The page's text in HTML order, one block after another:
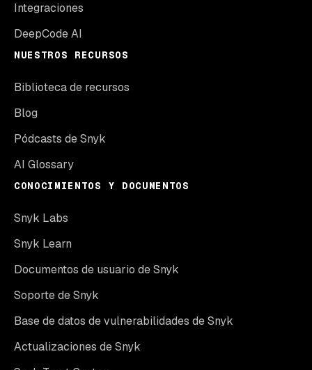
Integraciones
DeepCode AI
NUESTROS RECURSOS
Biblioteca de recursos
Blog
Pódcasts de Snyk
AI Glossary
CONOCIMIENTOS Y DOCUMENTOS
Snyk Labs
Snyk Learn
Documentos de usuario de Snyk
Soporte de Snyk
Base de datos de vulnerabilidades de Snyk
Actualizaciones de Snyk